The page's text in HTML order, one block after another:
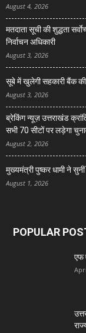
August 4, 2026
मतदाता सूची की शुद्धता
निर्वाचन अधिकारी
August 3, 2026
सूबे में खुलेगी सहकारी बैंक
August 3, 2026
ब्रेकिंग न्यूज़ उत्तराखंड
सभी 70 सीटों पर लड़ेगा
August 2, 2026
मुख्यमंत्री पुष्कर धामी ने
August 1, 2026
POPULAR
एफ